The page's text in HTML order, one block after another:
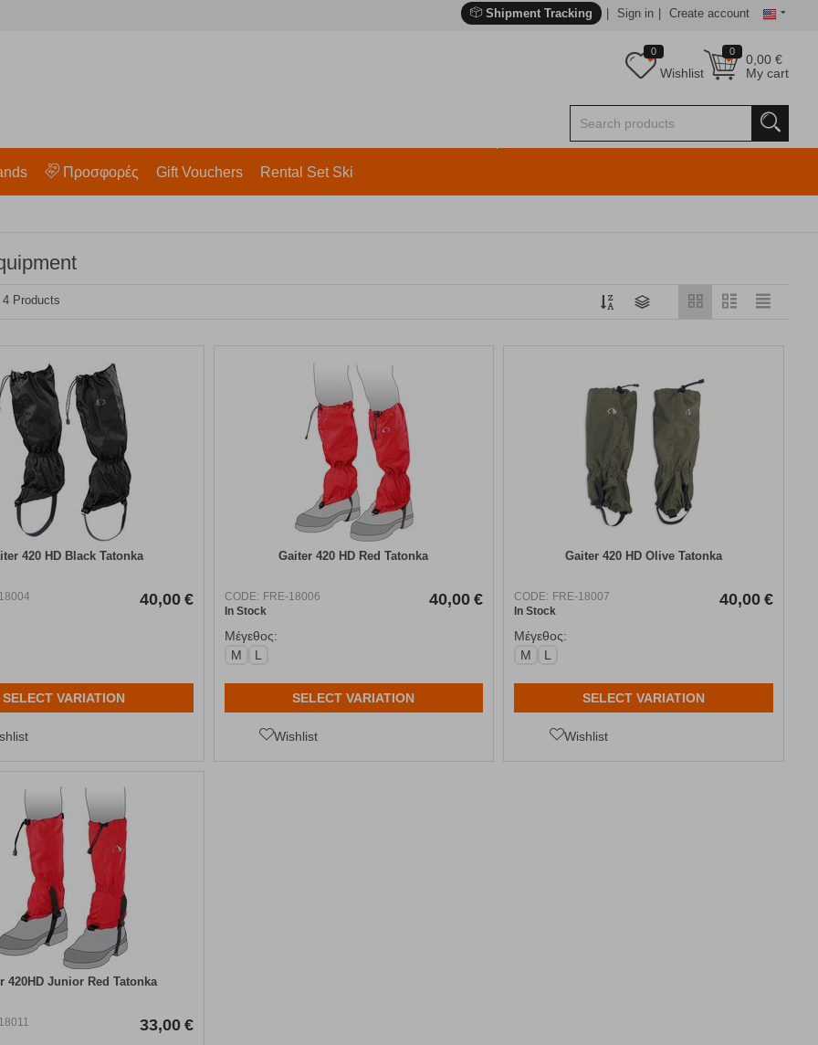
Shipment Tracking Sign in Create account
0
0,00€
My cart
0
Wishlist
Προσφορές Gift Vouchers Rental Set Ski
Products
420 HD Black Tatonka
40,00 €
SELECT VARIATION
Gaiter 420 HD Red Tatonka
CODE: FRE-18006
In Stock
40,00 €
Μέγεθος:
M
L
SELECT VARIATION
Wishlist
Gaiter 420 HD Olive Tatonka
CODE: FRE-18007
In Stock
40,00 €
Μέγεθος:
M
L
SELECT VARIATION
Wishlist
420HD Junior Red Tatonka
33,00 €